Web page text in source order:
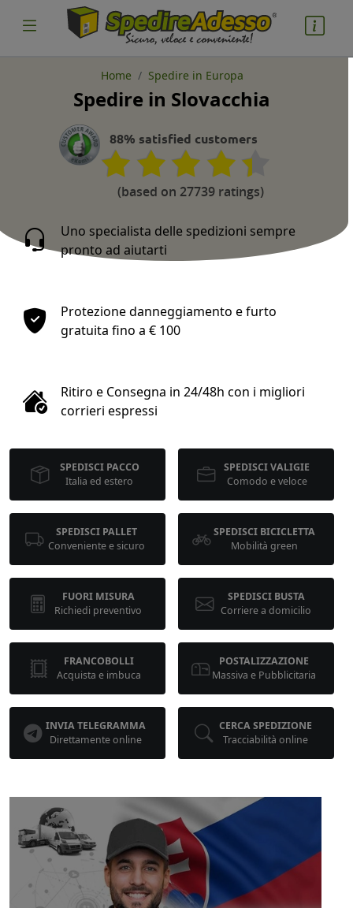
cosa spedire
Pacco
Nazione partenza
Nazione arrivo
COLLO 1
kg cm
cm cm
calcola
Home Spedire in Europa
Spedire in Slovacchia
88% satisfied customers
(based on 27739 ratings)
Uno specialista delle spedizioni sempre
pronto ad aiutarti
Protezione danneggiamento e furto
gratuita fino a € 100
Ritiro e Consegna in 24/48h con i migliori
corrieri espressi
SPEDISCI PACCO
Italia ed estero
SPEDISCI VALIGIE
Comodo e veloce
SPEDISCI PALLET
Conveniente e sicuro
SPEDISCI BICICLETTA
Mobilità green
FUORI MISURA
Richiedi preventivo
SPEDISCI BUSTA
Corriere a domicilio
FRANCOBOLLI
Acquista e imbuca
POSTALIZZAZIONE
Massiva e Pubblicitaria
INVIA TELEGRAMMA
Direttamente online
CERCA SPEDIZIONE
Tracciabilità online